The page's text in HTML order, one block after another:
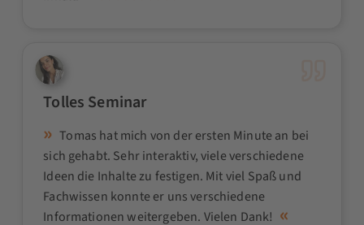
Tolles Seminar
Tomas hat mich von der ersten Minute an bei
sich gehabt. Sehr interaktiv, viele verschiedene
Ideen die Inhalte zu festigen. Mit viel Spaß und
Fachwissen konnte er uns verschiedene
Informationen weitergeben. Vielen Dank!